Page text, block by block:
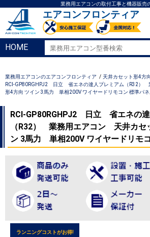
業務用エアコンの取付工事と機器販売
エアコンフロンティア
HOME
業務用エアコンのエアコンフロンティア
天井カセット形4方
RCI-GP80RGHPJ2 日立 省エネの達人プレミアム（R32）
形4方向 ツイン 3馬力 単相200V ワイヤードリモコン 標準パ
RCI-GP80RGHPJ2 日立 省エネの
（R32） 業務用エアコン 天井カセ
ン 3馬力 単相200V ワイヤードリモ
ランニングコストがお得!